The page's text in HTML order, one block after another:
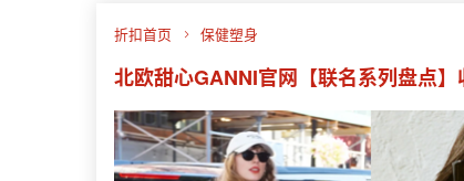
折扣首页 保健塑身
北欧甜心GANNI官网【联名系列盘点